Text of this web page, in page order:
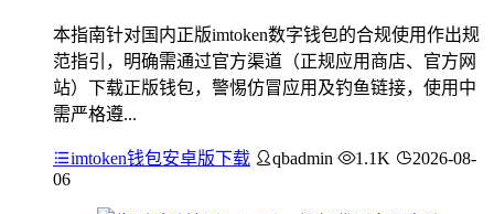
本指南针对国内正版imtoken数字钱包的合规使用作出规
范指引，明确需通过官方渠道（正规应用商店、官方网
站）下载正版钱包，警惕仿冒应用及钓鱼链接，使用中
需严格遵...
imtoken钱包安卓版下载 qbadmin 1.1K
2026-08-
06